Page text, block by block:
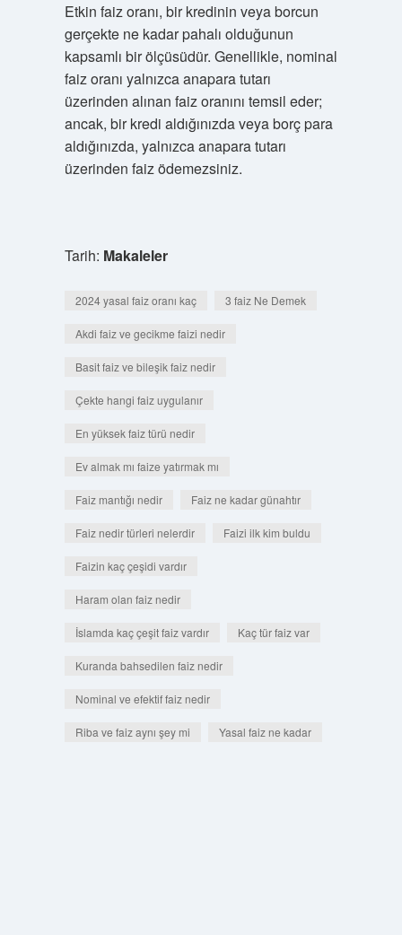
Etkin faiz oranı, bir kredinin veya borcun
gerçekte ne kadar pahalı olduğunun
kapsamlı bir ölçüsüdür. Genellikle, nominal
faiz oranı yalnızca anapara tutarı
üzerinden alınan faiz oranını temsil eder;
ancak, bir kredi aldığınızda veya borç para
aldığınızda, yalnızca anapara tutarı
üzerinden faiz ödemezsiniz.
Tarih: Makaleler
2024 yasal faiz oranı kaç 3 faiz Ne Demek
Akdi faiz ve gecikme faizi nedir
Basit faiz ve bileşik faiz nedir
Çekte hangi faiz uygulanır
En yüksek faiz türü nedir
Ev almak mı faize yatırmak mı
Faiz mantığı nedir Faiz ne kadar günahtır
Faiz nedir türleri nelerdir Faizi ilk kim buldu
Faizin kaç çeşidi vardır
Haram olan faiz nedir
İslamda kaç çeşit faiz vardır Kaç tür faiz var
Kuranda bahsedilen faiz nedir
Nominal ve efektif faiz nedir
Riba ve faiz aynı şey mi Yasal faiz ne kadar